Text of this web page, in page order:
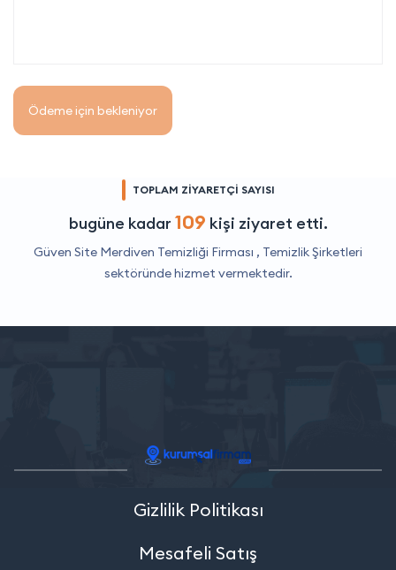
Ödeme için bekleniyor
TOPLAM ZİYARETÇİ SAYISI
bugüne kadar 109 kişi ziyaret etti.
Güven Site Merdiven Temizliği Firması , Temizlik Şirketleri
sektöründe hizmet vermektedir.
Gizlilik Politikası
Mesafeli Satış